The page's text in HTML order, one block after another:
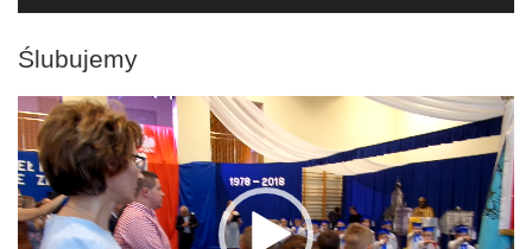
Ślubujemy
Odtwarzacz
video